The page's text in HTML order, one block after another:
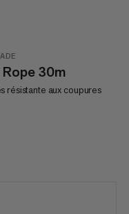
30m
résistante aux coupures